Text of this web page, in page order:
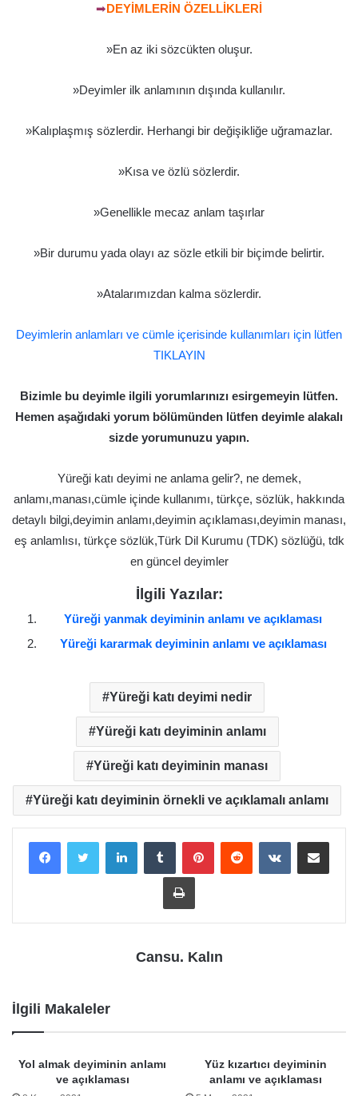
➡DEYİMLERİN ÖZELLİKLERİ
»En az iki sözcükten oluşur.
»Deyimler ilk anlamının dışında kullanılır.
»Kalıplaşmış sözlerdir. Herhangi bir değişikliğe uğramazlar.
»Kısa ve özlü sözlerdir.
»Genellikle mecaz anlam taşırlar
»Bir durumu yada olayı az sözle etkili bir biçimde belirtir.
»Atalarımızdan kalma sözlerdir.
Deyimlerin anlamları ve cümle içerisinde kullanımları için lütfen
TIKLAYIN
Bizimle bu deyimle ilgili yorumlarınızı esirgemeyin lütfen.
Hemen aşağıdaki yorum bölümünden lütfen deyimle alakalı
sizde yorumunuzu yapın.
Yüreği katı deyimi ne anlama gelir?, ne demek,
anlamı,manası,cümle içinde kullanımı, türkçe, sözlük, hakkında
detaylı bilgi,deyimin anlamı,deyimin açıklaması,deyimin manası,
eş anlamlısı, türkçe sözlük,Türk Dil Kurumu (TDK) sözlüğü, tdk
en güncel deyimler
İlgili Yazılar:
Yüreği yanmak deyiminin anlamı ve açıklaması
Yüreği kararmak deyiminin anlamı ve açıklaması
Yüreği katı deyimi nedir
Yüreği katı deyiminin anlamı
Yüreği katı deyiminin manası
Yüreği katı deyiminin örnekli ve açıklamalı anlamı
LinkedInTumblr PinterestReddit VKontakteE-Posta ile paylaş
Yazdır
Cansu. Kalın
İlgili Makaleler
Yol almak deyiminin anlamı
ve açıklaması
Yüz kızartıcı deyiminin
anlamı ve açıklaması